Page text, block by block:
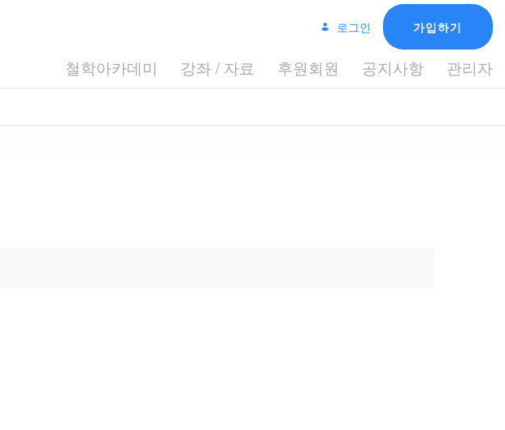
로그인 가입하기
철학아카데미 강좌 / 자료 후원회원 공지사항 관리자